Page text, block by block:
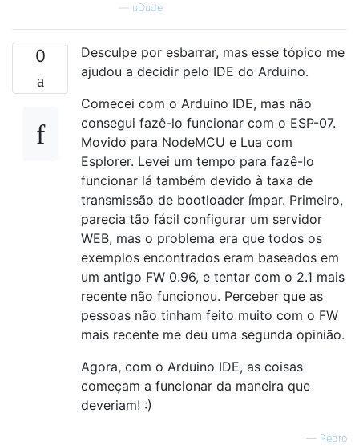
uDude
0
Desculpe por esbarrar, mas esse tópico me
ajudou a decidir pelo IDE do Arduino.
Comecei com o Arduino IDE, mas não
consegui fazê-lo funcionar com o ESP-07.
Movido para NodeMCU e Lua com
Esplorer. Levei um tempo para fazê-lo
funcionar lá também devido à taxa de
transmissão de bootloader ímpar. Primeiro,
parecia tão fácil configurar um servidor
WEB, mas o problema era que todos os
exemplos encontrados eram baseados em
um antigo FW 0.96, e tentar com o 2.1 mais
recente não funcionou. Perceber que as
pessoas não tinham feito muito com o FW
mais recente me deu uma segunda opinião.
Agora, com o Arduino IDE, as coisas
começam a funcionar da maneira que
deveriam! :)
— Pedro